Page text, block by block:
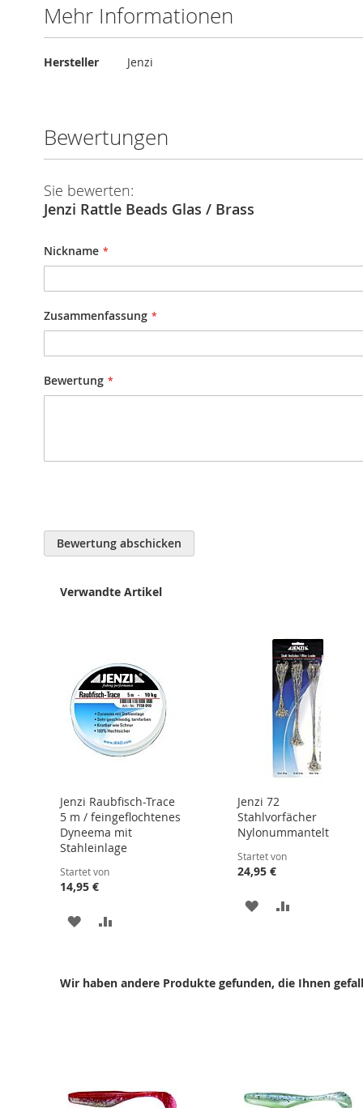
Mehr Informationen
Mehr
Hersteller Jenzi
Bewertungen
Sie bewerten:
Jenzi Rattle Beads Glas / Brass
Nickname
Zusammenfassung
Bewertung
Bewertung abschicken
Verwandte Artikel
Jenzi Raubfisch-Trace
5 m / feingeflochtenes
Dyneema mit
Stahleinlage
Startet von
14,95 €
ZUR
HINZUFÜGENHINZUFÜGEN
Jenzi 72
Stahlvorfächer
Nylonummantelt
Startet von
24,95 €
ZUR
Wir haben andere Produkte gefunden, die Ihnen